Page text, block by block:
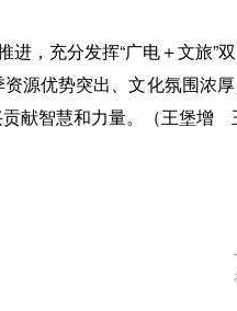
，充分发挥“广电＋文旅”
源优势突出、文化氛围浓
献智慧和力量。（王堡增